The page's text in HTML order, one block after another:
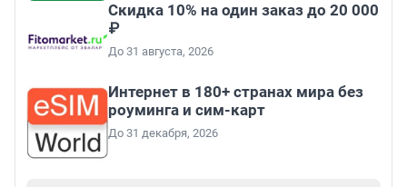
Скидка 10% на один заказ до 20 000
₽
До 31 августа, 2026
Интернет в 180+ странах мира без
роуминга и сим-карт
До 31 декабря, 2026